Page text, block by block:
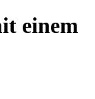
einem